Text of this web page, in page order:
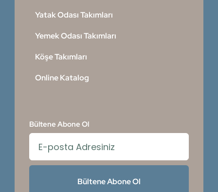
Yatak Odası Takımları
Yemek Odası Takımları
Köşe Takımları
Online Katalog
Bültene Abone Ol
Bültene Abone Ol